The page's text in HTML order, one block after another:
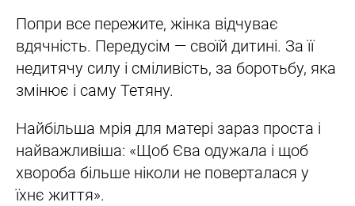
Попри все пережите, жінка відчуває
вдячність. Передусім — своїй дитині. За її
недитячу силу і сміливість, за боротьбу, яка
змінює і саму Тетяну.
Найбільша мрія для матері зараз проста і
найважливіша: «Щоб Єва одужала і щоб
хвороба більше ніколи не поверталася у
їхнє життя».